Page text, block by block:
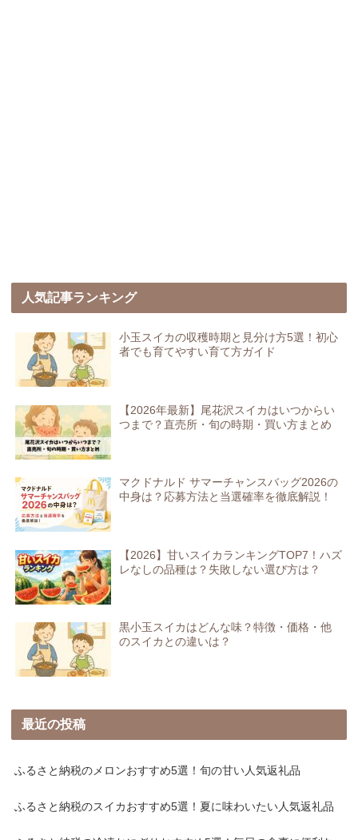
人気記事ランキング
小玉スイカの収穫時期と見分け方5選！初心
者でも育てやすい育て方ガイド
【2026年最新】尾花沢スイカはいつからい
つまで？直売所・旬の時期・買い方まとめ
マクドナルド サマーチャンスバッグ2026の
中身は？応募方法と当選確率を徹底解説！
【2026】甘いスイカランキングTOP7！ハズ
レなしの品種は？失敗しない選び方は？
黒小玉スイカはどんな味？特徴・価格・他
のスイカとの違いは？
最近の投稿
ふるさと納税のメロンおすすめ5選！旬の甘い人気返礼品
ふるさと納税のスイカおすすめ5選！夏に味わいたい人気返礼品